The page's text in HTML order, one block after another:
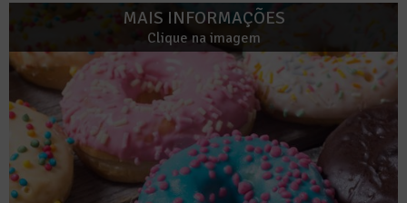
MAIS INFORMAÇÕES
Clique na imagem